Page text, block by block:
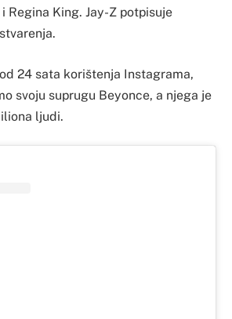
Regina King. Jay-Z potpisuje
24 sata korištenja Instagrama,
svoju suprugu Beyonce, a njega je
ljudi.